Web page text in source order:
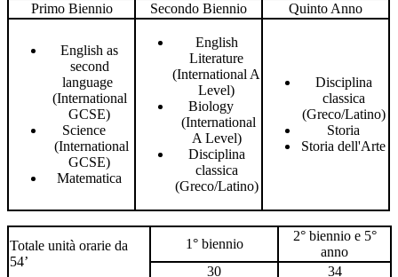
Primo Biennio
Secondo Biennio Quinto Anno
English as
second
language
(International
GCSE)
Science
(International
GCSE)
Matematica
English
Literature
(International A
Level)
Biology
(International
A Level)
Disciplina
classica
(Greco/Latino)
Disciplina
classica
(Greco/Latino)
Storia
Storia dell'Arte
Totale unità orarie da
54’
1° biennio
2° biennio e 5°
anno
30
34